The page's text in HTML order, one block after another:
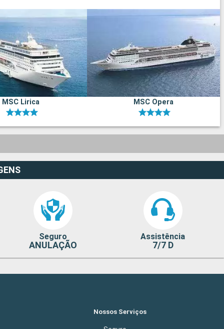
MSC Lirica MSC Opera
Seguro
ANULAÇÃO
Assistência
7/7 D
Nossos Serviços